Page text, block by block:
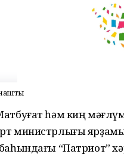
һәм киң
министрлығы
“Патриот”